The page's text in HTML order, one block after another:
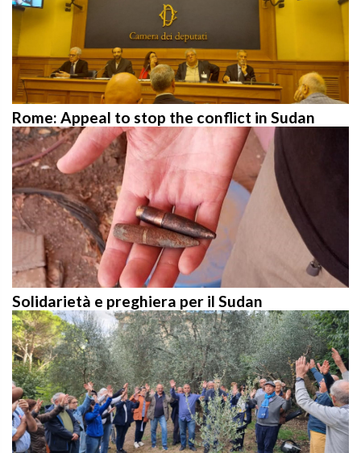
Rome: Appeal to stop the conflict in Sudan
Solidarietà e preghiera per il Sudan